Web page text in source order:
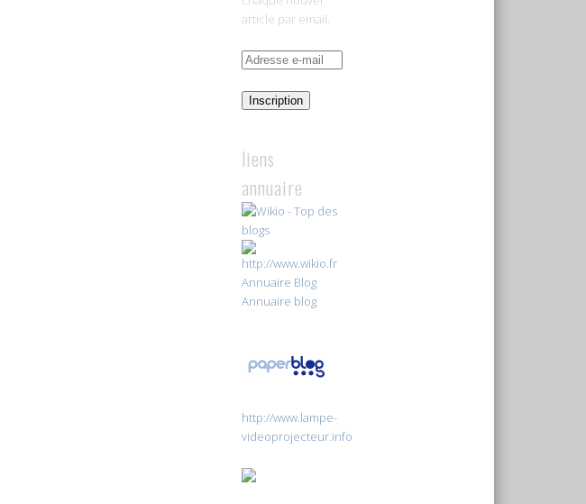
article par email.
Adresse
mailInscription
liens
annuaire
Annuaire Blog
Annuaire blog
http://www.lampe-
videoprojecteur.info